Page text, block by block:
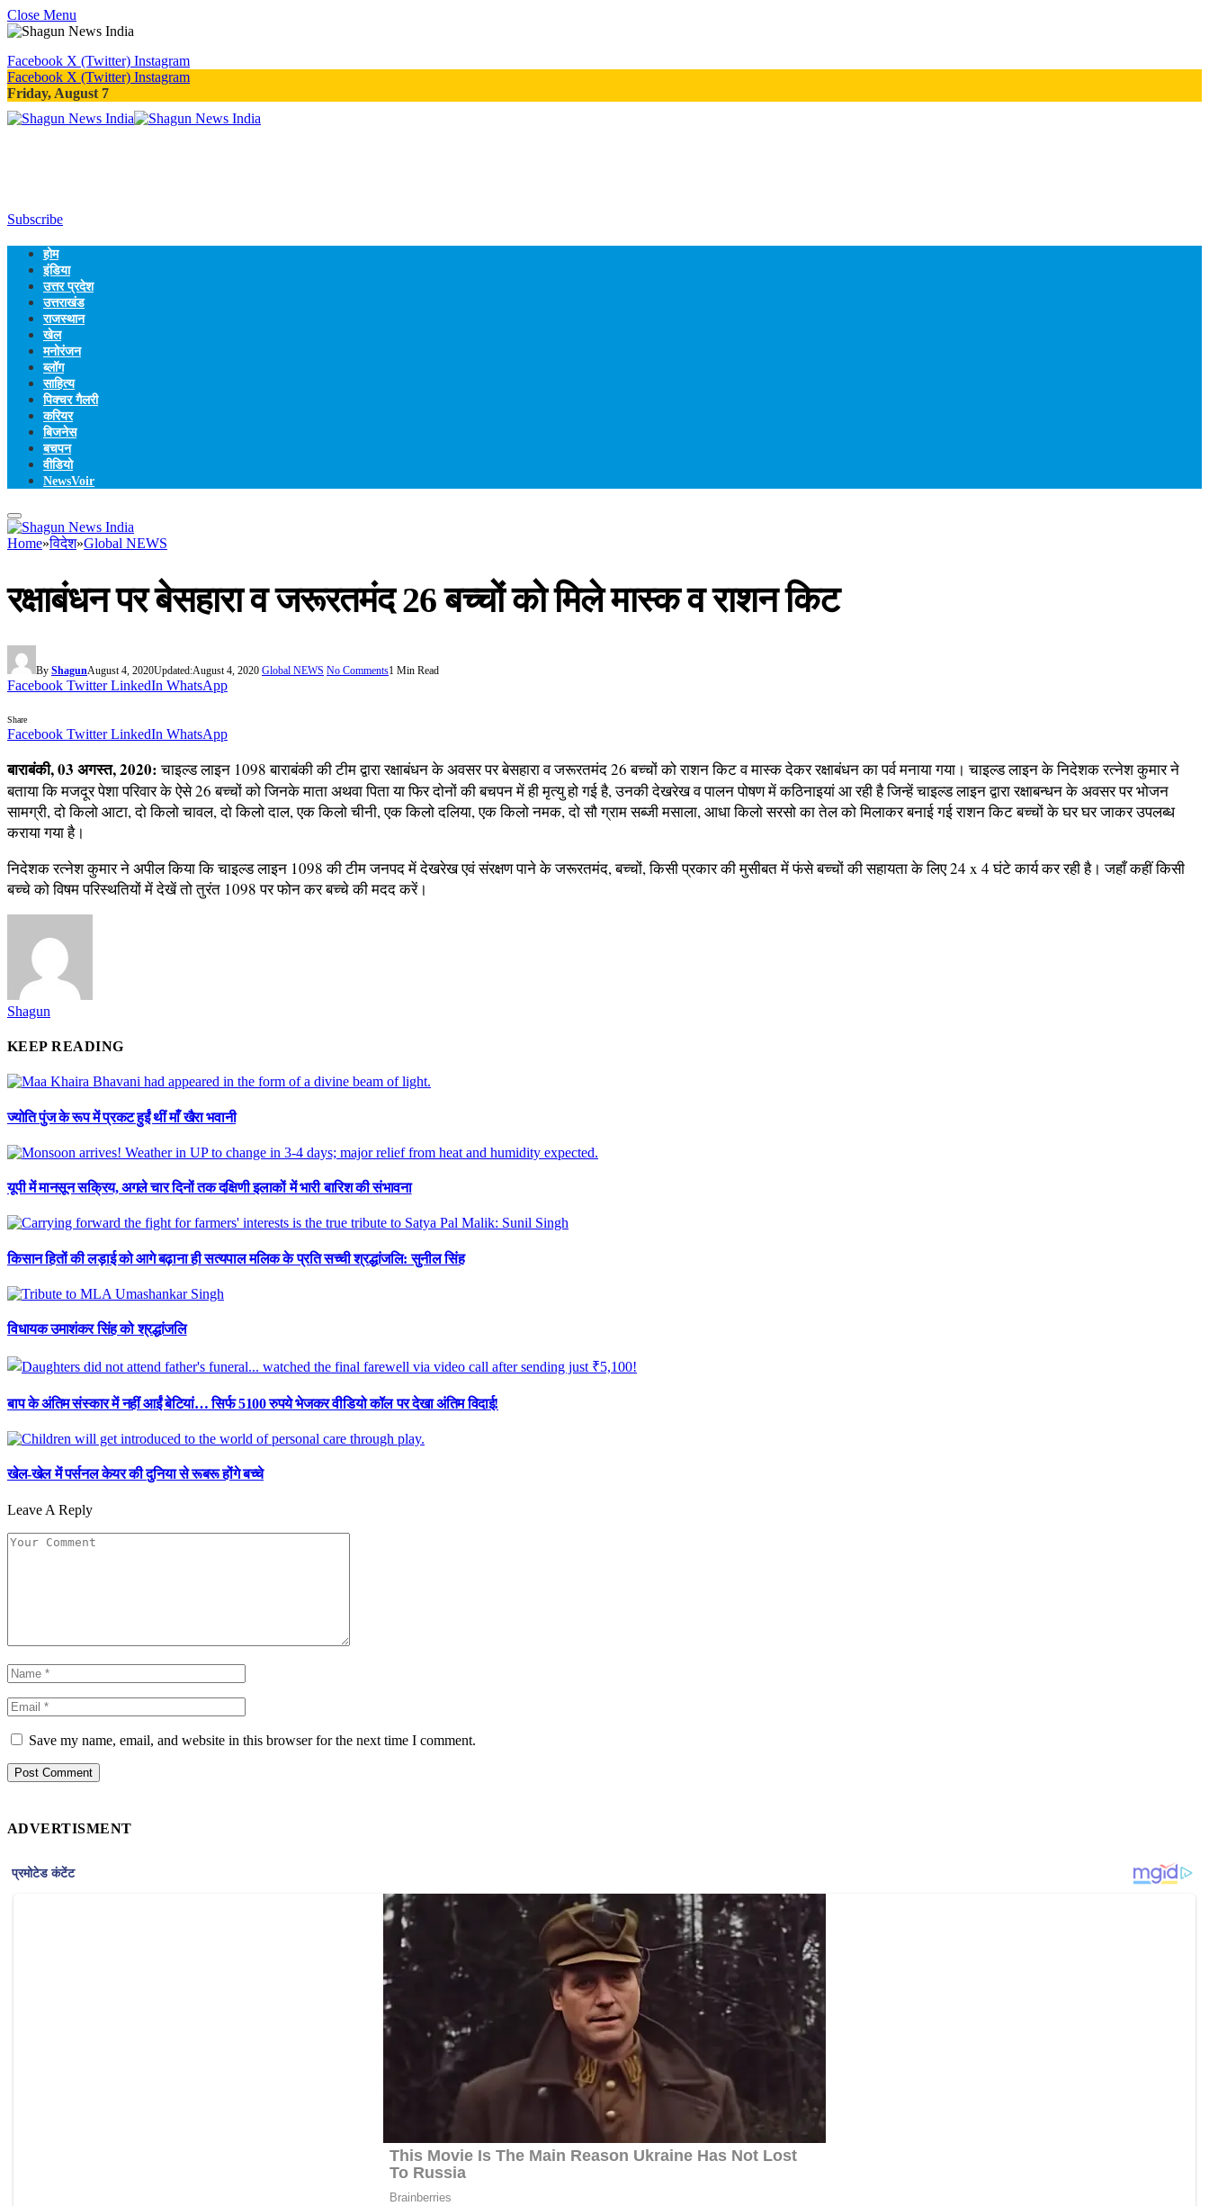
Close Menu
Facebook X (Twitter) Instagram
Facebook X (Twitter) Instagram
Friday, August 7
Subscribe
होम
इंडिया
उत्तर प्रदेश
उत्तराखंड
राजस्थान
खेल
मनोरंजन
ब्लॉग
साहित्य
पिक्चर गैलरी
करियर
बिजनेस
बचपन
वीडियो
NewsVoir
Home»विदेश»Global NEWS
रक्षाबंधन पर बेसहारा व जरूरतमंद 26 बच्चों को मिले मास्क व राशन किट
By ShagunAugust 4, 2020Updated:August 4, 2020 Global NEWS No Comments1 Min Read
Facebook Twitter LinkedIn WhatsApp
Share
Facebook Twitter LinkedIn WhatsApp
बाराबंकी, 03 अगस्त, 2020:चाइल्ड लाइन 1098 बाराबंकी की टीम द्वारा रक्षाबंधन के अवसर पर बेसहारा व जरूरतमंद 26 बच्चों को राशन किट व मास्क देकर रक्षाबंधन का पर्व मनाया गया। चाइल्ड लाइन के निदेशक रत्नेश कुमार ने
बताया कि मजदूर पेशा परिवार के ऐसे 26 बच्चों को जिनके माता अथवा पिता या फिर दोनों की बचपन में ही मृत्यु हो गई है, उनकी देखरेख व पालन पोषण में कठिनाइयां आ रही है जिन्हें चाइल्ड लाइन द्वारा रक्षाबन्धन के अवसर पर भोजन
सामग्री, दो किलो आटा, दो किलो चावल, दो किलो दाल, एक किलो चीनी, एक किलो दलिया, एक किलो नमक, दो सौ ग्राम सब्जी मसाला, आधा किलो सरसो का तेल को मिलाकर बनाई गई राशन किट बच्चों के घर घर जाकर उपलब्ध
कराया गया है।
निदेशक रत्नेश कुमार ने अपील किया कि चाइल्ड लाइन 1098 की टीम जनपद में देखरेख एवं संरक्षण पाने के जरूरतमंद, बच्चों, किसी प्रकार की मुसीबत में फंसे बच्चों की सहायता के लिए 24 x 4 घंटे कार्य कर रही है। जहाँ कहीं किसी
बच्चे को विषम परिस्थतियों में देखें तो तुरंत 1098 पर फोन कर बच्चे की मदद करें।
Shagun
KEEP READING
ज्योति पुंज के रूप में प्रकट हुईं थीं माँ खैरा भवानी
यूपी में मानसून सक्रिय, अगले चार दिनों तक दक्षिणी इलाकों में भारी बारिश की संभावना
किसान हितों की लड़ाई को आगे बढ़ाना ही सत्यपाल मलिक के प्रति सच्ची श्रद्धांजलि: सुनील सिंह
विधायक उमाशंकर सिंह को श्रद्धांजलि
बाप के अंतिम संस्कार में नहीं आईं बेटियां… सिर्फ 5100 रुपये भेजकर वीडियो कॉल पर देखा अंतिम विदाई!
खेल-खेल में पर्सनल केयर की दुनिया से रूबरू होंगे बच्चे
Leave A Reply
Save my name, email, and website in this browser for the next time I comment.
ADVERTISMENT